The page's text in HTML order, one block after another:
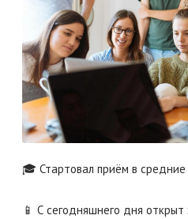
🎓 Стартовал приём в
📱 С сегодняшнего дня